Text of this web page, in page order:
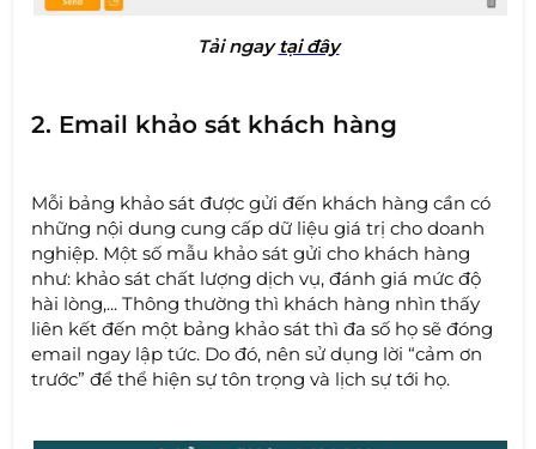
Tải ngay tại đây
2. Email khảo sát khách hàng
Mỗi bảng khảo sát được gửi đến khách hàng cần có
những nội dung cung cấp dữ liệu giá trị cho doanh
nghiệp. Một số mẫu khảo sát gửi cho khách hàng
như: khảo sát chất lượng dịch vụ, đánh giá mức độ
hài lòng,... Thông thường thì khách hàng nhìn thấy
liên kết đến một bảng khảo sát thì đa số họ sẽ đóng
email ngay lập tức. Do đó, nên sử dụng lời “cảm ơn
trước” để thể hiện sự tôn trọng và lịch sự tới họ.